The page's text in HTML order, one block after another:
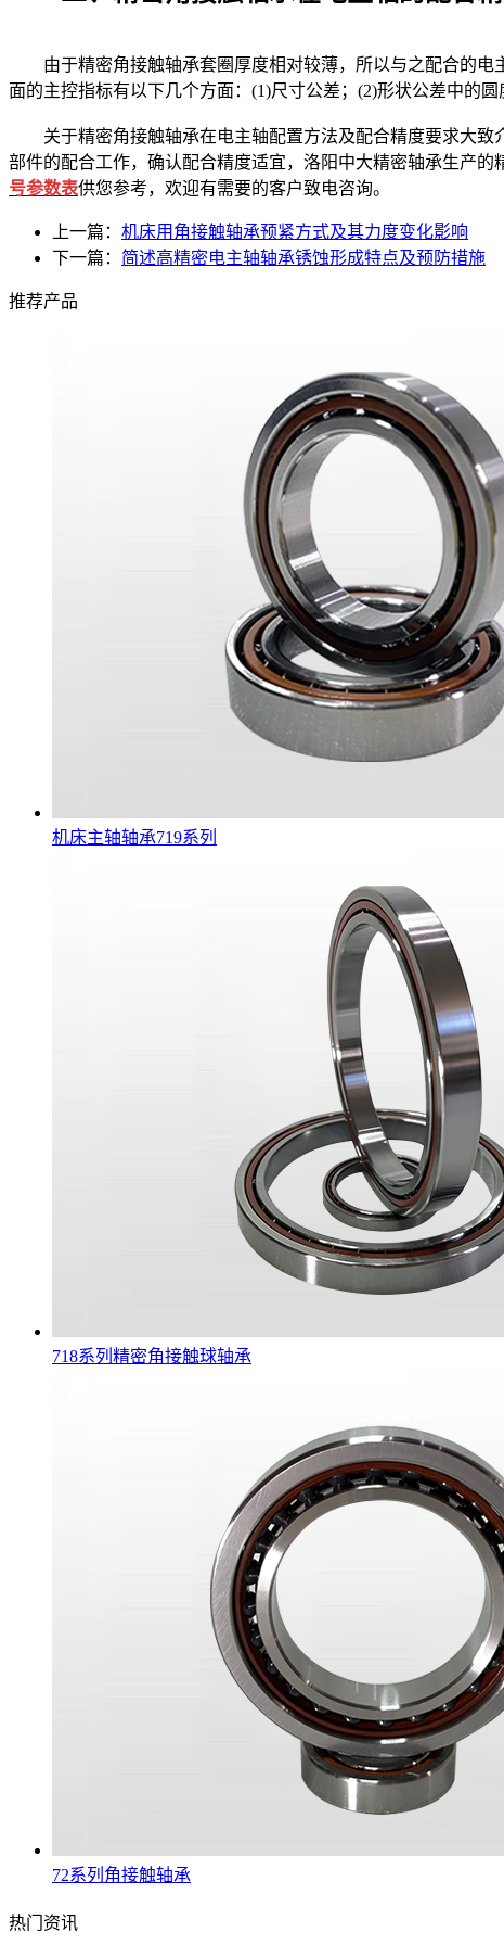
由于精密角接触轴承套圈厚度相对较薄，所以与之配合的电
面的主控指标有以下几个方面：(1)尺寸公差；(2)形状公差中的
关于精密角接触轴承在电主轴配置方法及配合精度要求大致
部件的配合工作，确认配合精度适宜，洛阳中大精密轴承生产
号参数表供您参考， 欢迎有需要的客户致电咨询。
上一篇： 机床用角接触轴承预紧方式及其力度变化影响
下一篇： 简述高精密电主轴轴承锈蚀形成特点及预防措施
推荐产品
机床主轴轴承719系列
718系列精密角接触球轴承
72系列角接触轴承
热门资讯